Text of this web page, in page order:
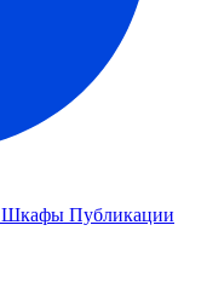
Шкафы Публикации